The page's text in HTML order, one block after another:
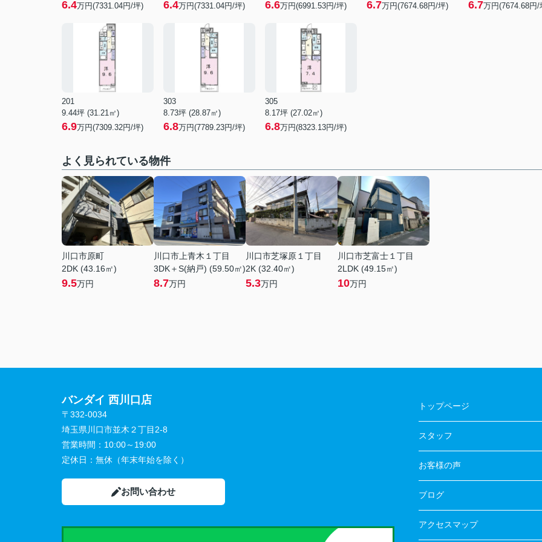
6.4万円(7331.04円/坪) 6.4万円(7331.04円/坪) 6.6万円(6991.53円/坪) 6.7万円(7674.68円/坪) 6.7万円(7674.68円/
201
9.44坪 (31.21㎡)
6.9万円(7309.32円/坪)
303
8.73坪 (28.87㎡)
6.8万円(7789.23円/坪)
305
8.17坪 (27.02㎡)
6.8万円(8323.13円/坪)
よく見られている物件
川口市原町
2DK (43.16㎡)
9.5万円
川口市上青木１丁目
3DK＋S(納戸) (59.50㎡)
8.7万円
川口市芝塚原１丁目
2K (32.40㎡)
5.3万円
川口市芝富士１丁目
2LDK (49.15㎡)
10万円
バンダイ 西川口店
〒332-0034
埼玉県川口市並木２丁目2-8
営業時間： 10:00～19:00
定休日： 無休（年末年始を除く）
お問い合わせ
トップページ
スタッフ
お客様の声
ブログ
アクセスマップ